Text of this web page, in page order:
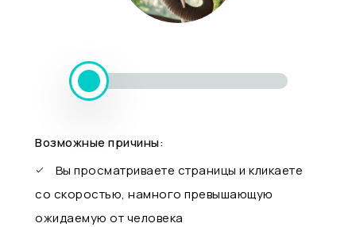
Возможные причины:
Вы просматриваете страницы и кликаете
со скоростью, намного превышающую
ожидаемую от человека